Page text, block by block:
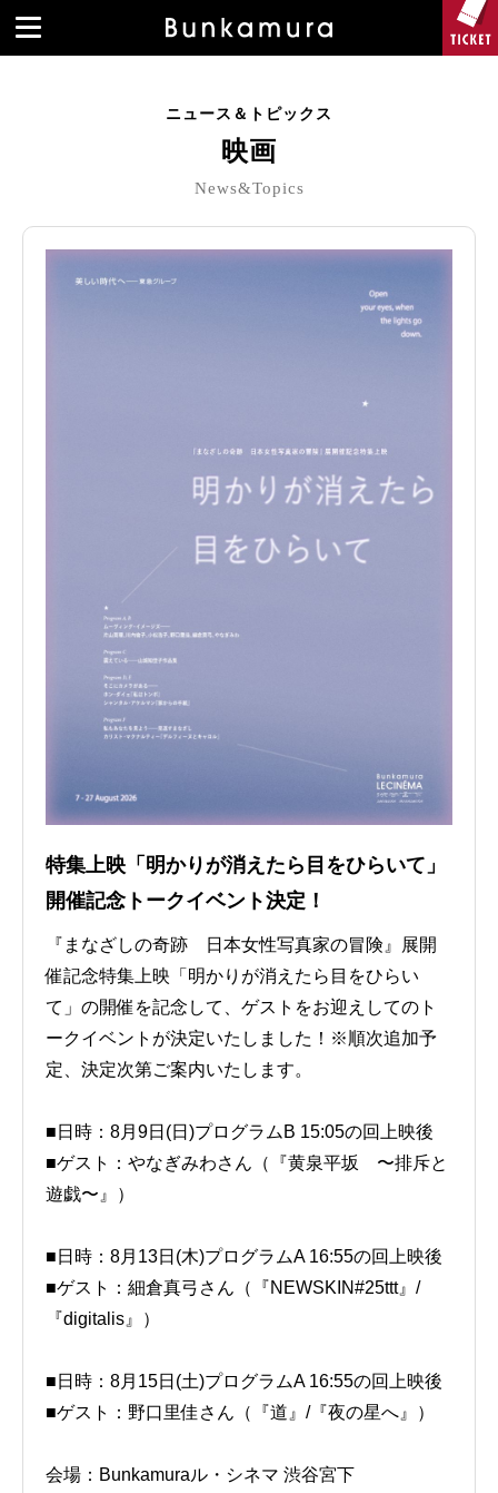
ニュース＆トピックス
映画
News&Topics
特集上映「明かりが消えたら目をひらいて」
開催記念トークイベント決定！
『まなざしの奇跡 日本女性写真家の冒険』展開
催記念特集上映「明かりが消えたら目をひらい
て」の開催を記念して、ゲストをお迎えしてのト
ークイベントが決定いたしました！※順次追加予
定、決定次第ご案内いたします。
■日時：8月9日(日)プログラムB 15:05の回上映後
■ゲスト：やなぎみわさん（『黄泉平坂 〜排斥と
遊戯〜』）
■日時：8月13日(木)プログラムA 16:55の回上映後
■ゲスト：細倉真弓さん（『NEWSKIN#25ttt』/
『digitalis』）
■日時：8月15日(土)プログラムA 16:55の回上映後
■ゲスト：野口里佳さん（『道』/『夜の星へ』）
会場：Bunkamuraル・シネマ 渋谷宮下